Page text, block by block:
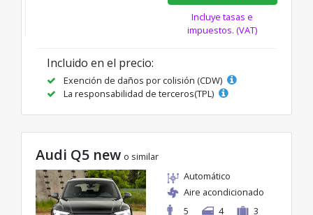
Incluye tasas e
impuestos. (VAT)
Incluido en el precio:
Exención de daños por colisión (CDW)
La responsabilidad de terceros(TPL)
Audi Q5 new o similar
Automático
Aire acondicionado
5
4 3